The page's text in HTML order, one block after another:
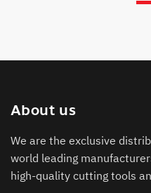
About us
We are the exclusive
world leading
high-quality cutting tools